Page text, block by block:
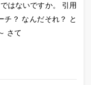
はないですか。 引用
チ？ なんだそれ？ と
さて